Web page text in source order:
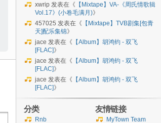
xwrip 发表在《 【Mixtape】VA-《周氏情歌辑
Vol.17》(小卷毛满月)》
457025 发表在《 【Mixtape】TVB剧集[包青
天]配乐集锦》
jace 发表在《 【Album】胡鸿钧 - 双飞
[FLAC]》
jace 发表在《 【Album】胡鸿钧 - 双飞
[FLAC]》
jace 发表在《 【Album】胡鸿钧 - 双飞
[FLAC]》
友情链接
MyTown Team
分类
Rnb